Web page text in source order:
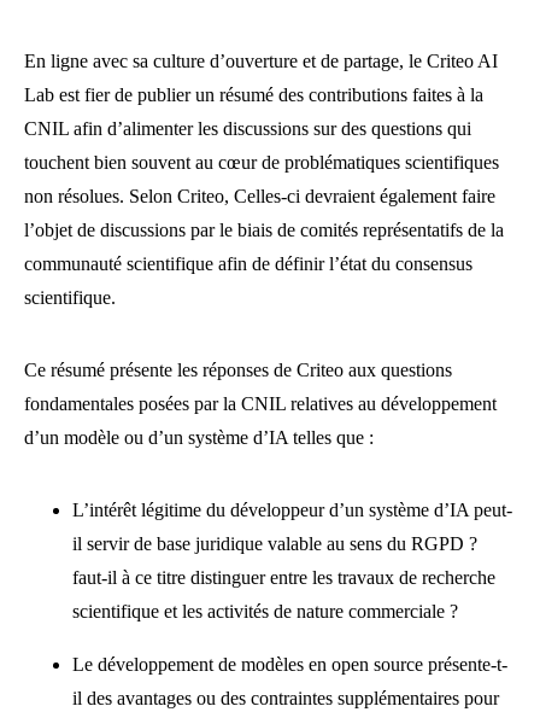
En ligne avec sa culture d’ouverture et de partage, le Criteo AI
Lab est fier de publier un résumé des contributions faites à la
CNIL afin d’alimenter les discussions sur des questions qui
touchent bien souvent au cœur de problématiques scientifiques
non résolues. Selon Criteo, Celles-ci devraient également faire
l’objet de discussions par le biais de comités représentatifs de la
communauté scientifique afin de définir l’état du consensus
scientifique.
Ce résumé présente les réponses de Criteo aux questions
fondamentales posées par la CNIL relatives au développement
d’un modèle ou d’un système d’IA telles que :
L’intérêt légitime du développeur d’un système d’IA peut-
il servir de base juridique valable au sens du RGPD ?
faut-il à ce titre distinguer entre les travaux de recherche
scientifique et les activités de nature commerciale ?
Le développement de modèles en open source présente-t-
il des avantages ou des contraintes supplémentaires pour